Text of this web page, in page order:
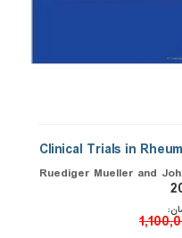
Clinical Trials in
Ruediger Mueller and